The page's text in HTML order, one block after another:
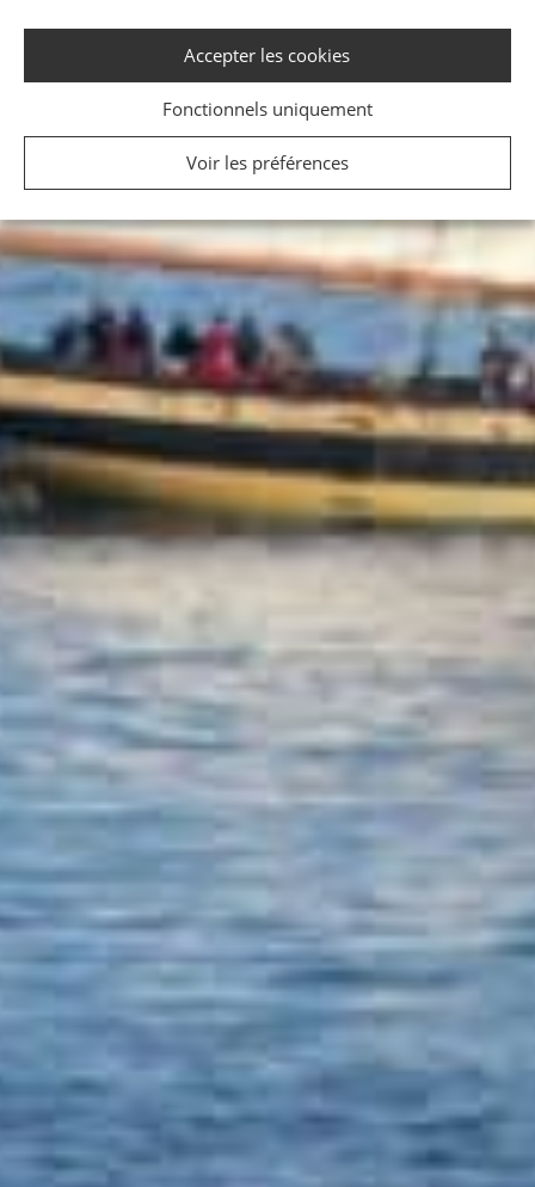
Accepter les cookies
Fonctionnels uniquement
Voir les préférences